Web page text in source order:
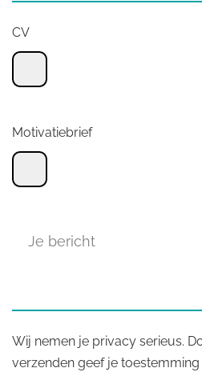
CV
Motivatiebrief
Wij nemen je privacy serieus.
verzenden geef je